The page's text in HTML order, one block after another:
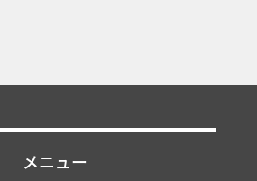
メニュー